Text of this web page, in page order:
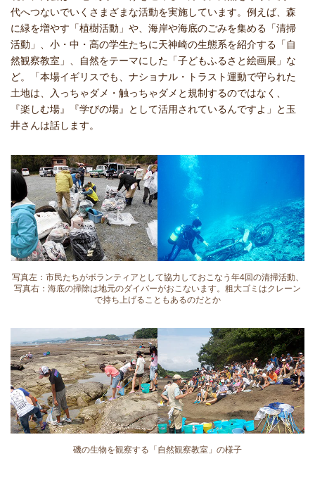
代へつないでいくさまざまな活動を実施しています。例えば、森
に緑を増やす「植樹活動」や、海岸や海底のごみを集める「清掃
活動」、小・中・高の学生たちに天神崎の生態系を紹介する「自
然観察教室」、自然をテーマにした「子どもふるさと絵画展」な
ど。「本場イギリスでも、ナショナル・トラスト運動で守られた
土地は、入っちゃダメ・触っちゃダメと規制するのではなく、
『楽しむ場』『学びの場』として活用されているんですよ」と玉
井さんは話します。
写真左：市民たちがボランティアとして協力しておこなう年4回の清掃活動、
写真右：海底の掃除は地元のダイバーがおこないます。粗大ゴミはクレーン
で持ち上げることもあるのだとか
磯の生物を観察する「自然観察教室」の様子